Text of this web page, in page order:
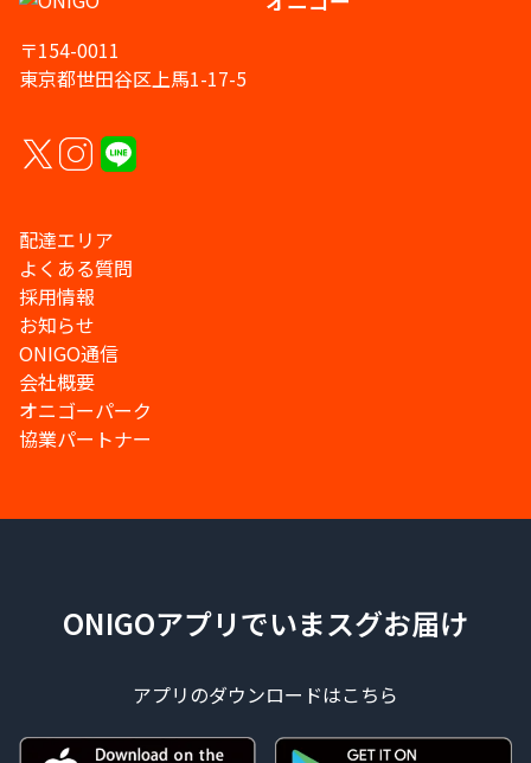
〒154-0011
東京都世田谷区上馬1-17-5
配達エリア
よくある質問
採用情報
お知らせ
ONIGO通信
会社概要
オニゴーパーク
協業パートナー
ONIGOアプリでいまスグお届け
アプリのダウンロードはこちら